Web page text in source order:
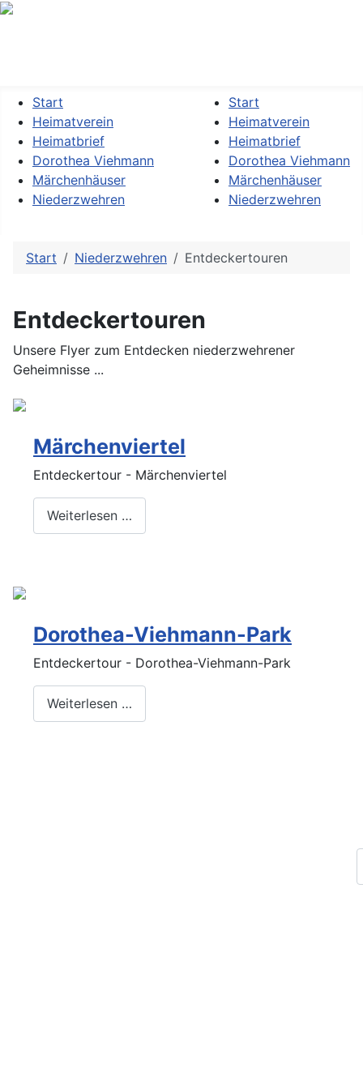
Start
Heimatverein
Heimatbrief
Dorothea Viehmann
Märchenhäuser
Niederzwehren
Start
Heimatverein
Heimatbrief
Dorothea Viehmann
Märchenhäuser
Niederzwehren
Start Niederzwehren Entdeckertouren
Entdeckertouren
Unsere Flyer zum Entdecken niederzwehrener
Geheimnisse ...
Märchenviertel
Entdeckertour - Märchenviertel
Weiterlesen …
Dorothea-Viehmann-Park
Entdeckertour - Dorothea-Viehmann-Park
Weiterlesen …